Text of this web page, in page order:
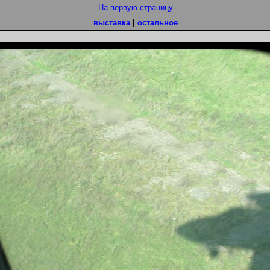
На первую страницу
выставка| остальное